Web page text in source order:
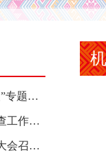
自治区政协召开“推动向海经济高质量发展”专题调研座谈会 钱学明出席并讲话
孙大伟到南宁督导检查地质灾害隐患大排查工作时强调 筑牢地质灾害安全防线 全力保障人民群众生命财产安全
中共政协广西壮族自治区委员会机关党员大会召开 选举产生新一届机关党委、机关纪委